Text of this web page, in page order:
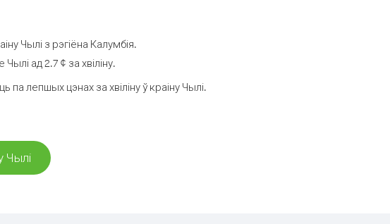
Чылі з рэгіёна Калумбія.
ад 2.7 ¢ за хвіліну.
лепшых цэнах за хвіліну ў краіну Чылі.
Чылі